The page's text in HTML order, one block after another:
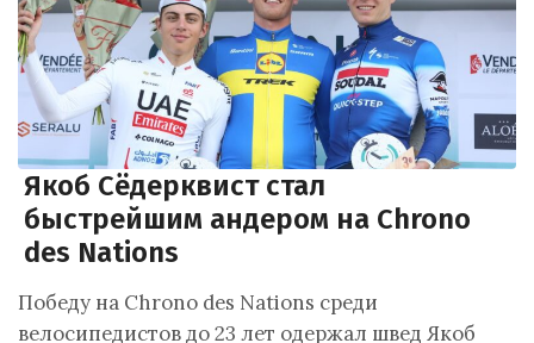
Якоб Сёдерквист стал
быстрейшим андером на Chrono
des Nations
Победу на Chrono des Nations среди
велосипедистов до 23 лет одержал швед Якоб